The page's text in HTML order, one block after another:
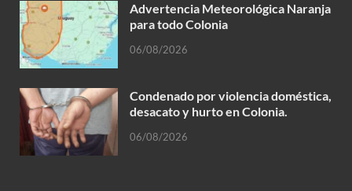
Advertencia Meteorológica Naranja
para todo Colonia
06/08/2026
Condenado por violencia doméstica,
desacato y hurto en Colonia.
06/08/2026